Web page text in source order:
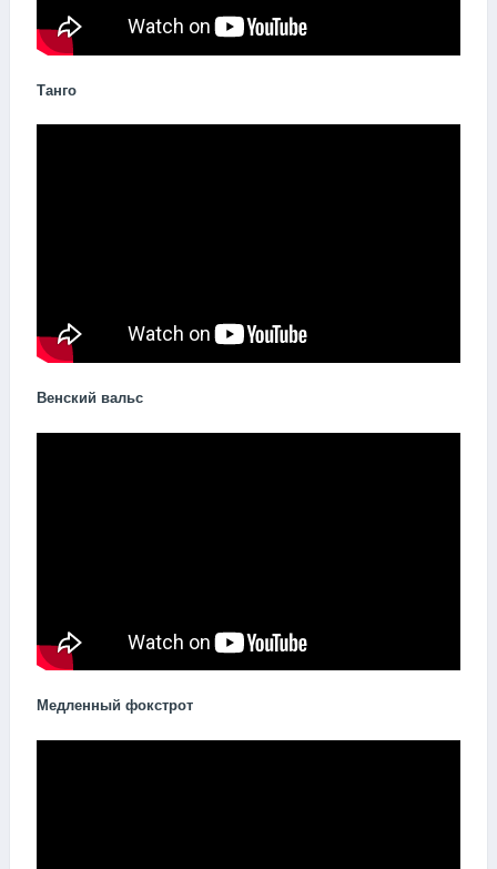
Танго
Венский вальс
Медленный фокстрот